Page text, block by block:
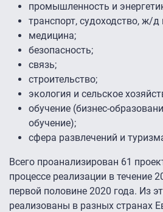
промышленность и
транспорт, судоходство, ж/
медицина;
безопасность;
связь;
строительство;
экология и сельское
обучение (бизнес-
обучение);
сфера развлечений и
Всего проанализирован 61
процессе реализации в течение
первой половине 2020 года. Из
реализованы в разных странах